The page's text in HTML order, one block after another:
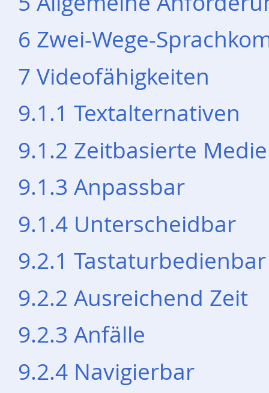
6 Zwei-Wege-
7 Videofähigkeiten
9.1.1 Textalternativen
9.1.2 Zeitbasierte
9.1.3 Anpassbar
9.1.4 Unterscheidbar
9.2.1 Tastaturbedienbar
9.2.2 Ausreichend Zeit
9.2.3 Anfälle
9.2.4 Navigierbar